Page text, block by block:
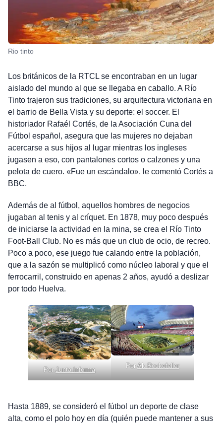
Rio tinto
Los británicos de la RTCL se encontraban en un lugar
aislado del mundo al que se llegaba en caballo. A Río
Tinto trajeron sus tradiciones, su arquitectura victoriana en
el barrio de Bella Vista y su deporte: el soccer. El
historiador Rafaél Cortés, de la Asociación Cuna del
Fútbol español, asegura que las mujeres no dejaban
acercarse a sus hijos al lugar mientras los ingleses
jugasen a eso, con pantalones cortos o calzones y una
pelota de cuero. «Fue un escándalo», le comentó Cortés a
BBC.
Además de al fútbol, aquellos hombres de negocios
jugaban al tenis y al críquet. En 1878, muy poco después
de iniciarse la actividad en la mina, se crea el Río Tinto
Foot-Ball Club. No es más que un club de ocio, de recreo.
Poco a poco, ese juego fue calando entre la población,
que a la sazón se multiplicó como núcleo laboral y que el
ferrocarril, construido en apenas 2 años, ayudó a deslizar
por todo Huelva.
PorJunta Informa
PorAk Rockefeller
Hasta 1889, se consideró el fútbol un deporte de clase
alta, como el polo hoy en día (quién puede mantener a sus